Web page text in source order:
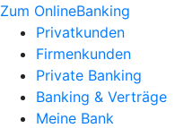
Zum OnlineBanking
Privatkunden
Firmenkunden
Private Banking
Banking & Verträge
Meine Bank